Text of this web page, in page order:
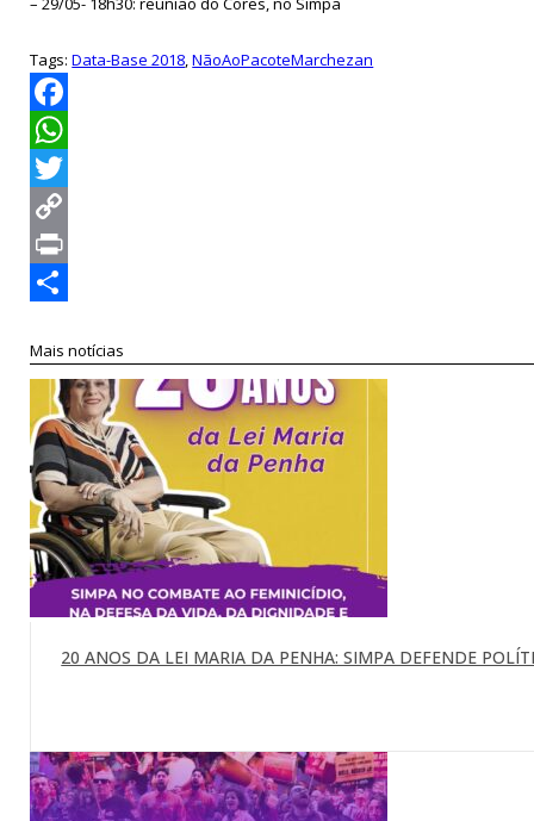
Tags:Data-Base 2018,NãoAoPacoteMarchezan
Facebook
WhatsApp
Twitter
Copy
Link
Print
Mais notícias
20 ANOS DA LEI MARIA DA PENHA: SIMPA DEFENDE